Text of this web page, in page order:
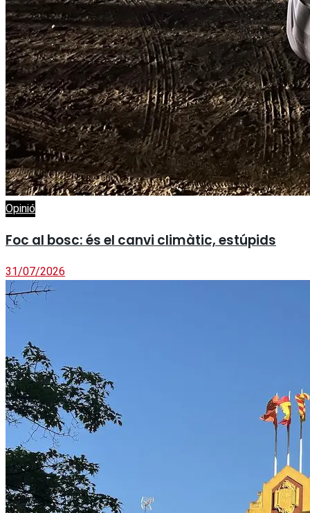
Opinió
Foc al bosc: és el canvi climàtic, estúpids
31/07/2026